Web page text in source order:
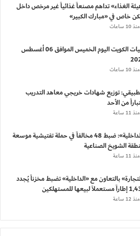
الغذاء» تداهم مصنعاً غذائياً غير مرخص داخل
خاص في «مبارك الكبير»
منذ 10 ساعات
وفيات الكويت اليوم الخميس الموافق 06 أغسطس
منذ 10 ساعات
توزيع شهادات خريجي معاهد التدريب
من الأحد
منذ 11 ساعة
«الداخلية»: ضبط 48 مخالفاً في حملة تفتيشية موسعة
الشويخ الصناعية
منذ 11 ساعة
بالتعاون مع «الداخلية» تضبط مخزناً يُجدد
لبيعها للمستهلكين
منذ 12 ساعة